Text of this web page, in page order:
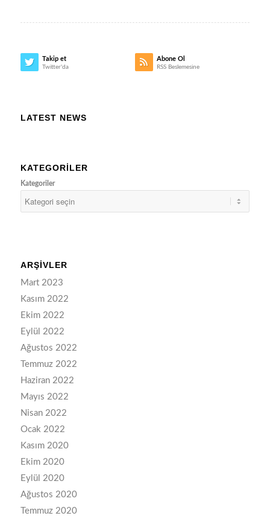
Takip et
Twitter'da
Abone Ol
RSS Beslemesine
LATEST NEWS
KATEGORILER
Kategoriler
ARŞIVLER
Mart 2023
Kasım 2022
Ekim 2022
Eylül 2022
Ağustos 2022
Temmuz 2022
Haziran 2022
Mayıs 2022
Nisan 2022
Ocak 2022
Kasım 2020
Ekim 2020
Eylül 2020
Ağustos 2020
Temmuz 2020